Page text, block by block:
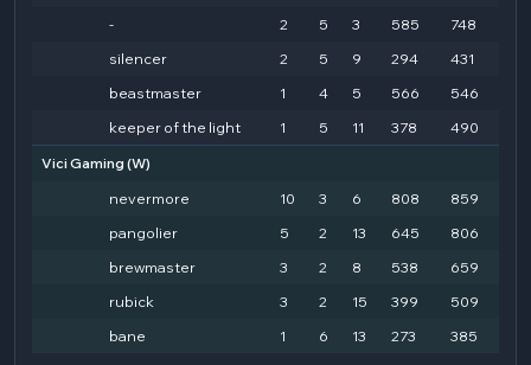
-
2 5 3 585 748
silencer
2 5 9 294 431
beastmaster
1 4 5 566 546
keeper of the light
1 5 11 378 490
Vici Gaming (W)
nevermore
10 3 6 808 859
pangolier
5 2 13 645 806
brewmaster
3 2 8 538 659
rubick
3 2 15 399 509
bane
1 6 13 273 385